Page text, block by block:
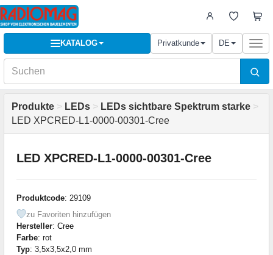
KATALOG Privatkunde DE
Produkte > LEDs > LEDs sichtbare Spektrum starke >
LED XPCRED-L1-0000-00301-Cree
LED XPCRED-L1-0000-00301-Cree
Produktcode: 29109
zu Favoriten hinzufügen
Hersteller: Cree
Farbe: rot
Typ: 3,5x3,5x2,0 mm